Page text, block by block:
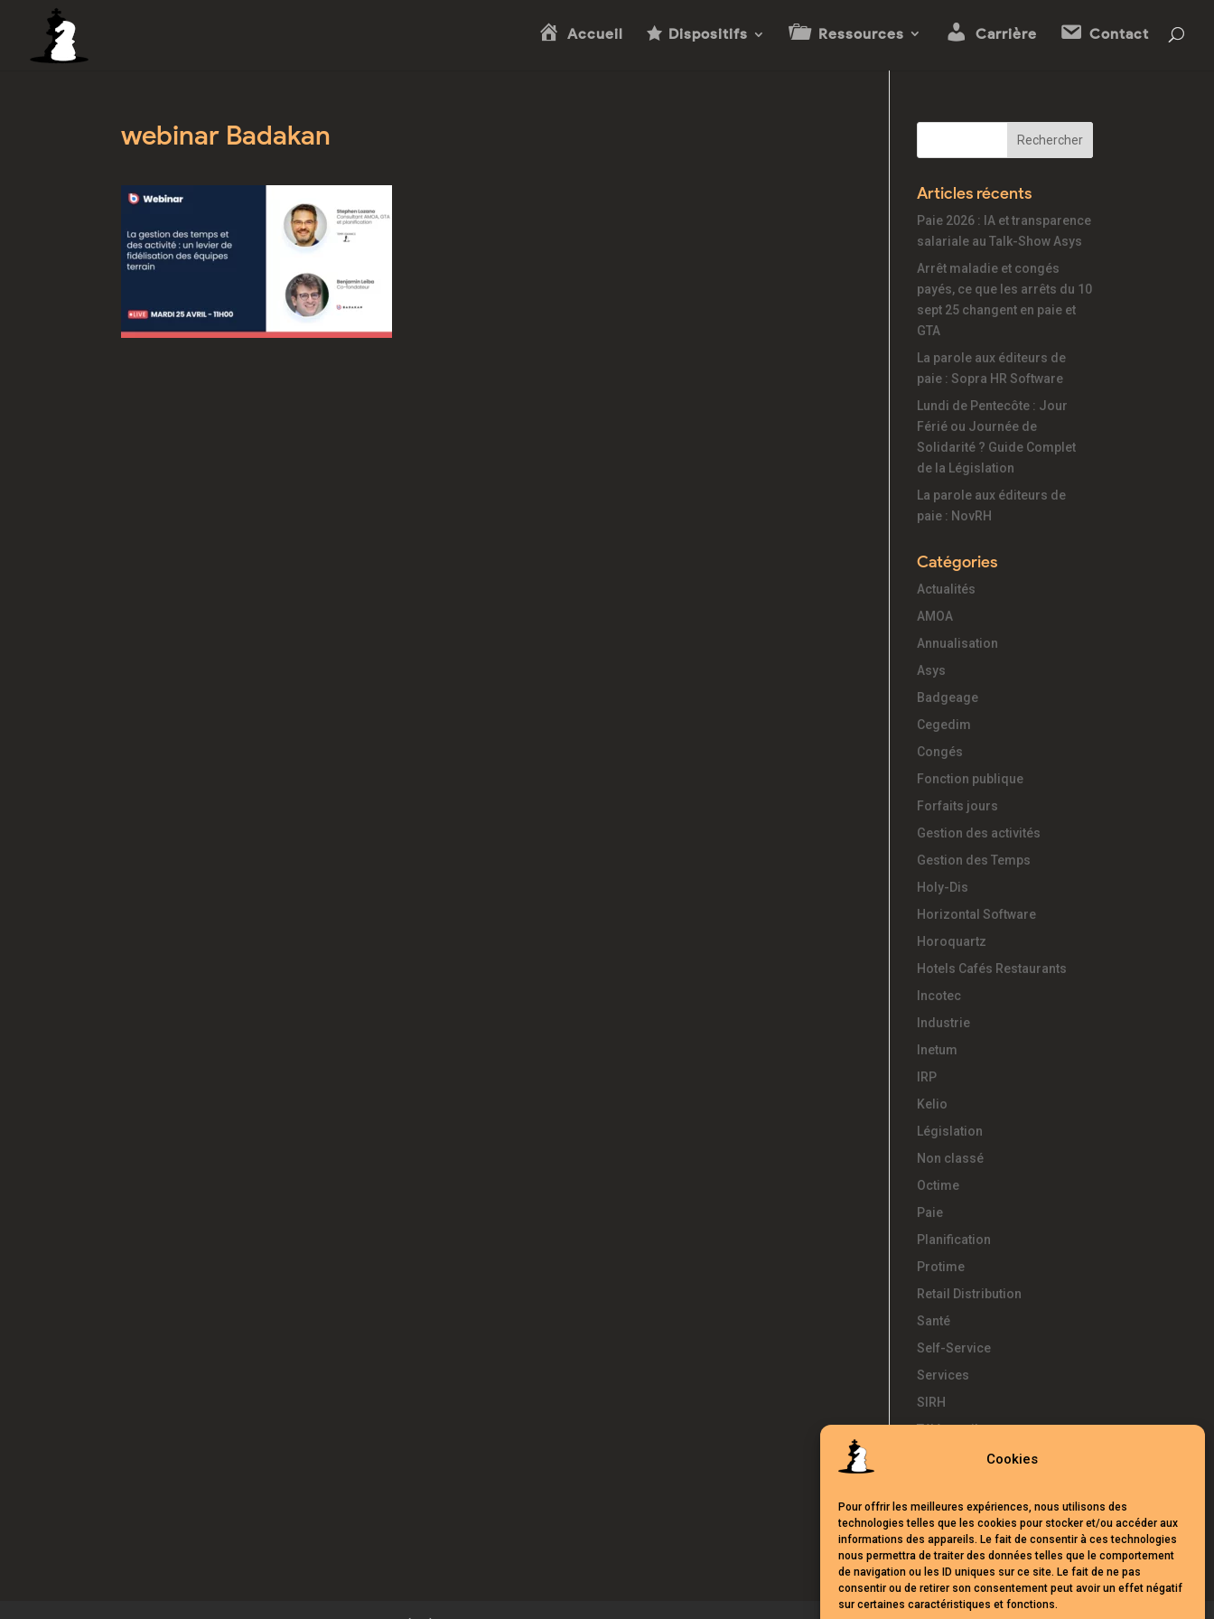
Cookies
Pour offrir les meilleures expériences, nous utilisons des
technologies telles que les cookies pour stocker et/ou accéder aux
informations des appareils. Le fait de consentir à ces technologies
nous permettra de traiter des données telles que le comportement
de navigation ou les ID uniques sur ce site. Le fait de ne pas
consentir ou de retirer son consentement peut avoir un effet négatif
sur certaines caractéristiques et fonctions.
Accueil Dispositifs Ressources Carrière Contact
webinar Badakan
Articles récents
Paie 2026 : IA et transparence
salariale au Talk-Show Asys
Arrêt maladie et congés
payés, ce que les arrêts du 10
sept 25 changent en paie et
GTA
La parole aux éditeurs de
paie : Sopra HR Software
Lundi de Pentecôte : Jour
Férié ou Journée de
Solidarité ? Guide Complet
de la Législation
La parole aux éditeurs de
paie : NovRH
Catégories
Actualités
AMOA
Annualisation
Asys
Badgeage
Cegedim
Congés
Fonction publique
Forfaits jours
Gestion des activités
Gestion des Temps
Holy-Dis
Horizontal Software
Horoquartz
Hotels Cafés Restaurants
Incotec
Industrie
Inetum
IRP
Kelio
Législation
Non classé
Octime
Paie
Planification
Protime
Retail Distribution
Santé
Self-Service
Services
SIRH
Télétravail
Témoignages
UKG
Webinars